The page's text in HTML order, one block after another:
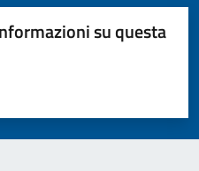
su questa
su 5